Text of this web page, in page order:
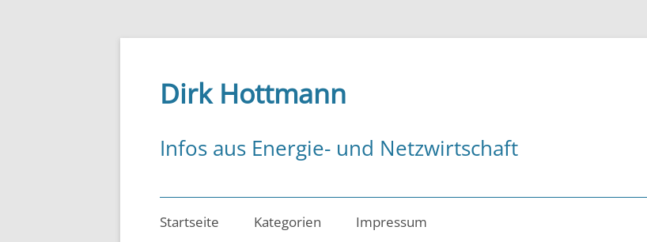
Zum
Dirk Hottmann
Infos aus Energie- und Netzwirtschaft
Startseite Kategorien Impressum